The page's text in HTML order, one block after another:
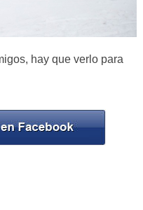
hay que verlo para